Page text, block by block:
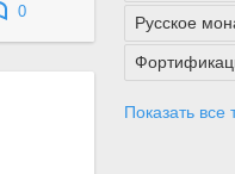
0
Русское
Показать все